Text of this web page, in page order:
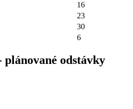
16
23
30
6
odstávky